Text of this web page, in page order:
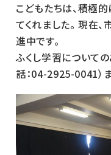
こどもたちは、積極
てくれました。 現在
進中です。
ふくし学習について
話：04-2925-0041）